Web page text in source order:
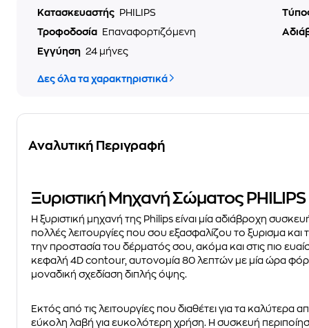
Κατασκευαστής PHILIPS
Τροφοδοσία
Επαναφορτιζόμενη
Εγγύηση 24 μήνες
Δες όλα τα χαρακτηριστικά
Αναλυτική Περιγραφή
Ξυριστική Μηχανή Σώματος
Η ξυριστική μηχανή της Philips είναι μία αδιάβροχη
πολλές λειτουργίες που σου εξασφαλίζου το ξυρισμα και
την προστασία του δέρματός σου, ακόμα και στις πιο
κεφαλή 4D contour, αυτονομία 80 λεπτών με μία ώρα
μοναδική σχεδίαση διπλής όψης.
Εκτός από τις λειτουργίες που διαθέτει για τα καλύτερα
εύκολη λαβή για ευκολότερη χρήση. Η συσκευή